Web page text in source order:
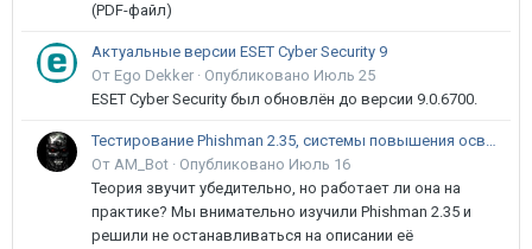
(PDF-файл)
Актуальные версии ESET Cyber Security 9
От Ego Dekker · Опубликовано Июль 25
ESET Cyber Security был обновлён до версии 9.0.6700.
Тестирование Phishman 2.35, системы повышения осведомлённости пользователей в сфере ИБ
От AM_Bot · Опубликовано Июль 16
Теория звучит убедительно, но работает ли она на
практике? Мы внимательно изучили Phishman 2.35 и
решили не останавливаться на описании её